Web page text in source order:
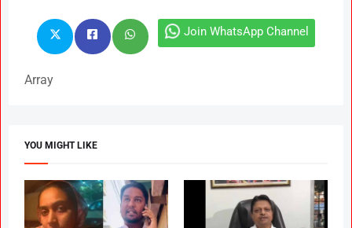
Join WhatsApp Channel
Array
YOU MIGHT LIKE